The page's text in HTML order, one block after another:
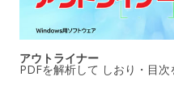
アウトライナー
PDFを解析して しおり・目次